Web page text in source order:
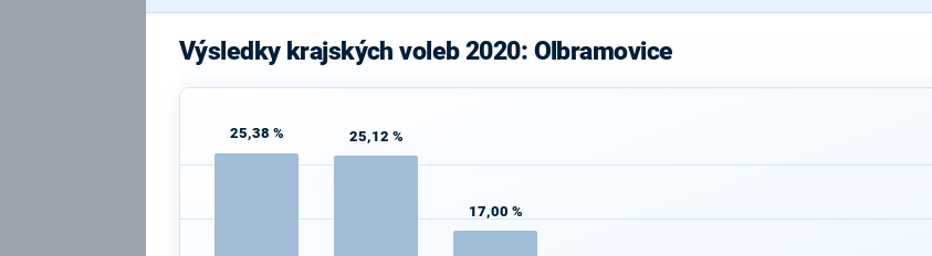
Výsledky krajských voleb 2020: Olbramovice
25,38 % 25,12 %
17,00 %